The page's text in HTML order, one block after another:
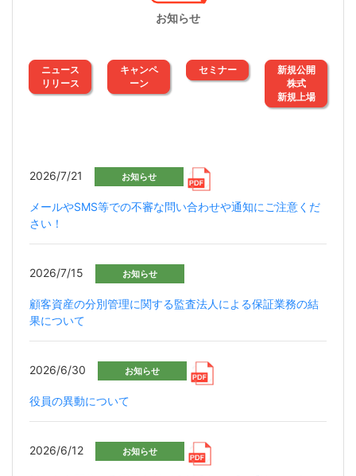
お知らせ
ニュース
リリース
キャンペ
ーン
セミナー
新規公開
株式
新規上場
2026/7/21 お知らせ
メールやSMS等での不審な問い合わせや通知にご注意くだ
さい！
2026/7/15 お知らせ
顧客資産の分別管理に関する監査法人による保証業務の結
果について
2026/6/30 お知らせ
役員の異動について
2026/6/12 お知らせ